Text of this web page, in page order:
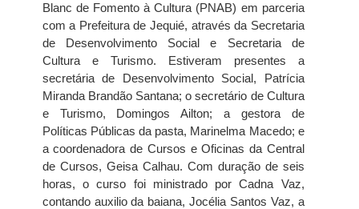
Blanc de Fomento à Cultura (PNAB) em parceria
com a Prefeitura de Jequié, através da Secretaria
de Desenvolvimento Social e Secretaria de
Cultura e Turismo. Estiveram presentes a
secretária de Desenvolvimento Social, Patrícia
Miranda Brandão Santana; o secretário de Cultura
e Turismo, Domingos Ailton; a gestora de
Políticas Públicas da pasta, Marinelma Macedo; e
a coordenadora de Cursos e Oficinas da Central
de Cursos, Geisa Calhau. Com duração de seis
horas, o curso foi ministrado por Cadna Vaz,
contando auxilio da baiana, Jocélia Santos Vaz, a